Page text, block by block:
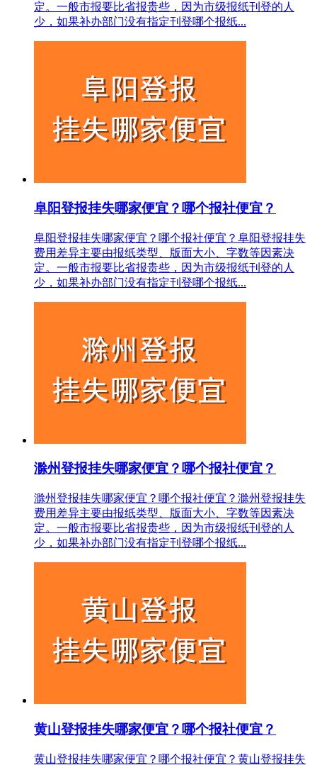
定。一般市报要比省报贵些，因为市级报纸刊登的人
少，如果补办部门没有指定刊登哪个报纸...
阜阳登报挂失哪家便宜？哪个报社便宜？
阜阳登报挂失哪家便宜？哪个报社便宜？阜阳登报挂失
费用差异主要由报纸类型、版面大小、字数等因素决
定。一般市报要比省报贵些，因为市级报纸刊登的人
少，如果补办部门没有指定刊登哪个报纸...
滁州登报挂失哪家便宜？哪个报社便宜？
滁州登报挂失哪家便宜？哪个报社便宜？滁州登报挂失
费用差异主要由报纸类型、版面大小、字数等因素决
定。一般市报要比省报贵些，因为市级报纸刊登的人
少，如果补办部门没有指定刊登哪个报纸...
黄山登报挂失哪家便宜？哪个报社便宜？
黄山登报挂失哪家便宜？哪个报社便宜？黄山登报挂失